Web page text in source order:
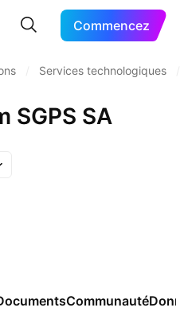
Commencez
Services technologiques
SGPS SA
Communauté